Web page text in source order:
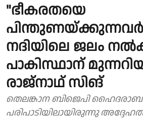
"ഭീകരതയെ
നദിയിലെ ജലം
പാകിസ്ഥാന്
രാജ്‌നാഥ് സിങ്
തെലങ്കാന ബിജെപി
പരിപാടിയിലായിരുന്നു